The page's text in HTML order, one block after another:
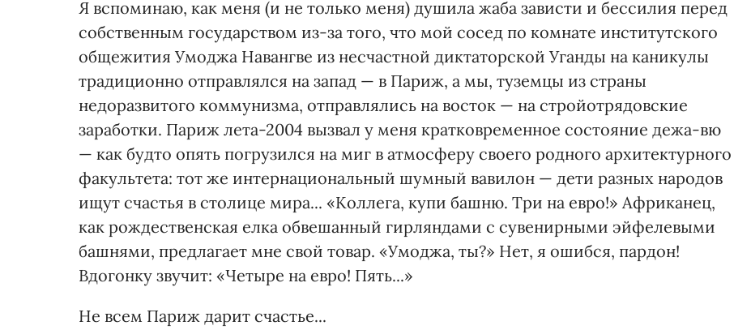
Я вспоминаю, как меня (и не только меня) душила жаба зависти и бессилия перед
собственным государством из-за того, что мой сосед по комнате институтского
общежития Умоджа Навангве из несчастной диктаторской Уганды на каникулы
традиционно отправлялся на запад — в Париж, а мы, туземцы из страны
недоразвитого коммунизма, отправлялись на восток — на стройотрядовские
заработки. Париж лета-2004 вызвал у меня кратковременное состояние дежа-вю
— как будто опять погрузился на миг в атмосферу своего родного архитектурного
факультета: тот же интернациональный шумный вавилон — дети разных народов
ищут счастья в столице мира... «Коллега, купи башню. Три на евро!» Африканец,
как рождественская елка обвешанный гирляндами с сувенирными эйфелевыми
башнями, предлагает мне свой товар. «Умоджа, ты?» Нет, я ошибся, пардон!
Вдогонку звучит: «Четыре на евро! Пять...»
Не всем Париж дарит счастье...